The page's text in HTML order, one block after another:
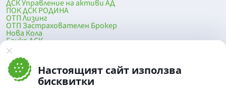
Настоящият сайт използва
бисквитки
ДСК Управление на активи АД
ПОК ДСК РОДИНА
ОТП Лизинг
ОТП Застрахователен Брокер
Нова Кола
Банка ДСК
DSK Mobile
Оферти за продажба от Банка ДСК
Клонова мрежа и банкомати
До началото на страницата